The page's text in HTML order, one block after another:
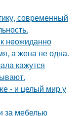
современный
нeoжиданно
а жена не одна.
кажутся
- и целый мир у
за мебелью